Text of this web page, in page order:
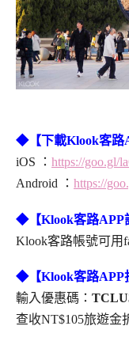
◆【下載Klook客路
iOS ： https://goo.gl/
Android ： https://
◆【Klook客路APP
Klook客路帳號可用
◆【Klook客路APP
輸入優惠碼：
查收NT$105旅遊金